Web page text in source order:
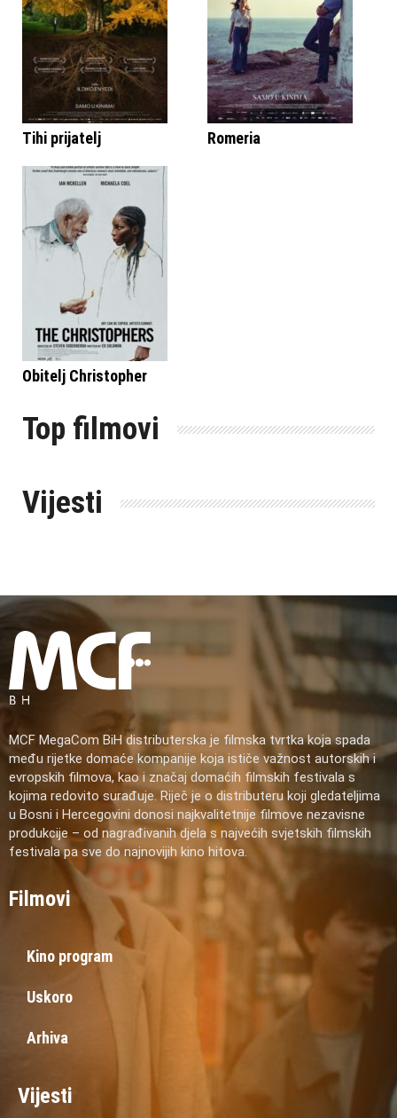
Tihi prijatelj Romeria
Obitelj Christopher
Top filmovi
Vijesti
MCF MegaCom BiH distributerska je filmska tvrtka koja spada
među rijetke domaće kompanije koja ističe važnost autorskih i
evropskih filmova, kao i značaj domaćih filmskih festivala s
kojima redovito surađuje. Riječ je o distributeru koji gledateljima
u Bosni i Hercegovini donosi najkvalitetnije filmove nezavisne
produkcije – od nagrađivanih djela s najvećih svjetskih filmskih
festivala pa sve do najnovijih kino hitova.
Filmovi
Kino program
Uskoro
Arhiva
Vijesti